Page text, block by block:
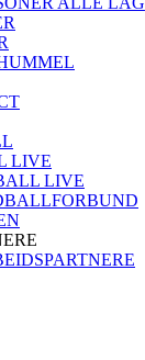
LIVE
LIVE